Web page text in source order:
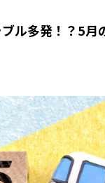
ル多発！？5月